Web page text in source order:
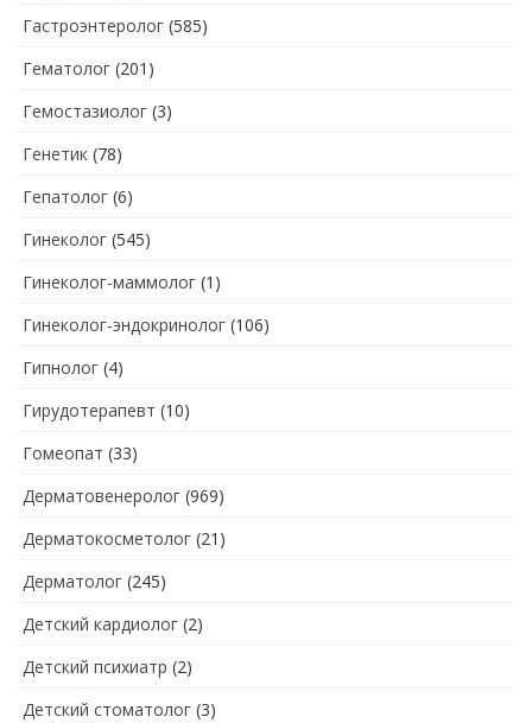
Гастроэнтеролог (585)
Гематолог (201)
Гемостазиолог (3)
Генетик (78)
Гепатолог (6)
Гинеколог (545)
Гинеколог-маммолог (1)
Гинеколог-эндокринолог (106)
Гипнолог (4)
Гирудотерапевт (10)
Гомеопат (33)
Дерматовенеролог (969)
Дерматокосметолог (21)
Дерматолог (245)
Детский кардиолог (2)
Детский психиатр (2)
Детский стоматолог (3)